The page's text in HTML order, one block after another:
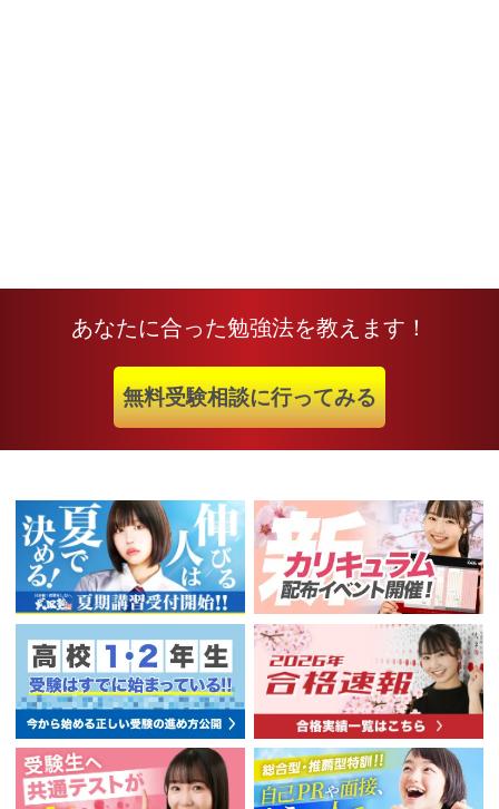
あなたに合った勉強法を教えます！
無料受験相談に行ってみる